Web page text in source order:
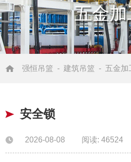
五金
强恒吊篮 - 建筑吊篮 - 五金加
安全锁
2026-08-08 阅读: 46524